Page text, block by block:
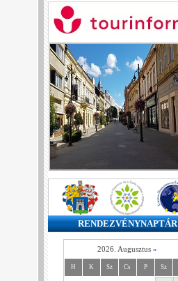
RENDEZVÉNYNAPTÁR
2026. Augusztus »
H K Sz Cs P Sz